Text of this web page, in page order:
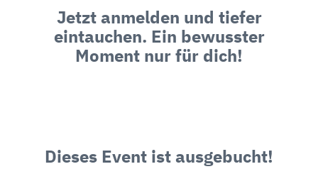
Jetzt anmelden und tiefer
eintauchen. Ein bewusster
Moment nur für dich!
Dieses Event ist ausgebucht!